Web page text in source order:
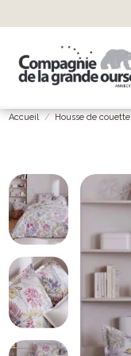
Accueil Housse de couette